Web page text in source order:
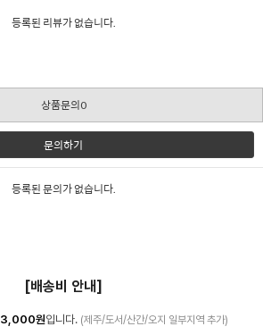
등록된 리뷰가 없습니다.
상품문의0
문의하기
등록된 문의가 없습니다.
[배송비 안내]
3,000원입니다. (제주/도서/산간/오지 일부지역 추가)